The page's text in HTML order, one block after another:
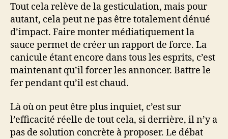
Tout cela relève de la gesticulation, mais pour
autant, cela peut ne pas être totalement dénué
d’impact. Faire monter médiatiquement la
sauce permet de créer un rapport de force. La
canicule étant encore dans tous les esprits, c’est
maintenant qu’il forcer les annoncer. Battre le
fer pendant qu’il est chaud.
Là où on peut être plus inquiet, c’est sur
l’efficacité réelle de tout cela, si derrière, il n’y a
pas de solution concrète à proposer. Le débat